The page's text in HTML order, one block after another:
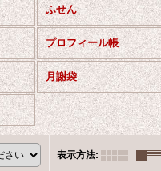
ふせん
プロフィール帳
月謝袋
表示方法: